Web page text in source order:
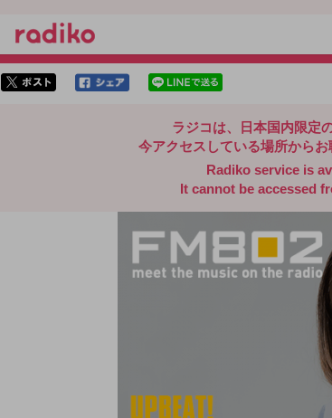
ラジコは、日本国内限定
今アクセスしている場所からお
Radiko service is
It cannot be accessed